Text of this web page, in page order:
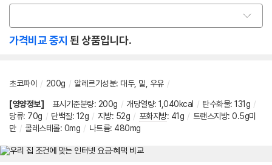
션
선
가격비교 중지 된 상품입니다.
초코파이 / 200g / 알레르기성분: 대두, 밀 우유 /
[영양정보] 표시기준분량: 200g / 개당열량: 1,040kcal / 탄수화물: 131g /
당류: 70g / 단백질: 12g / 지방: 52g / 포화지방: 41g / 트랜스지방: 0.5g미
만 / 콜레스테롤: 0mg / 나트륨: 480mg